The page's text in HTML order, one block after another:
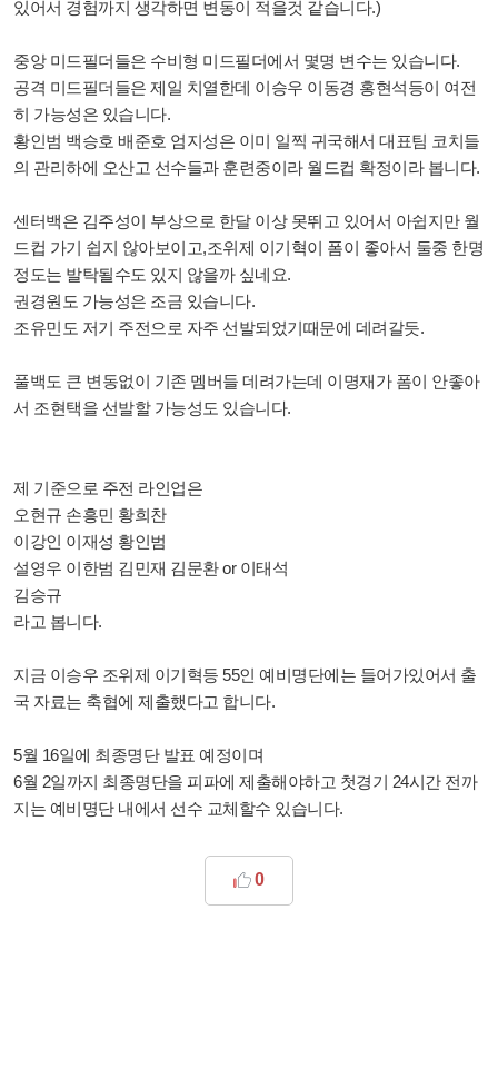
있어서 경험까지 생각하면 변동이 적을것 같습니다.)
중앙 미드필더들은 수비형 미드필더에서 몇명 변수는 있습니다.
공격 미드필더들은 제일 치열한데 이승우 이동경 홍현석등이 여전
히 가능성은 있습니다.
황인범 백승호 배준호 엄지성은 이미 일찍 귀국해서 대표팀 코치들
의 관리하에 오산고 선수들과 훈련중이라 월드컵 확정이라 봅니다.
센터백은 김주성이 부상으로 한달 이상 못뛰고 있어서 아쉽지만 월
드컵 가기 쉽지 않아보이고,조위제 이기혁이 폼이 좋아서 둘중 한명
정도는 발탁될수도 있지 않을까 싶네요.
권경원도 가능성은 조금 있습니다.
조유민도 저기 주전으로 자주 선발되었기때문에 데려갈듯.
풀백도 큰 변동없이 기존 멤버들 데려가는데 이명재가 폼이 안좋아
서 조현택을 선발할 가능성도 있습니다.
제 기준으로 주전 라인업은
오현규 손흥민 황희찬
이강인 이재성 황인범
설영우 이한범 김민재 김문환 or 이태석
김승규
라고 봅니다.
지금 이승우 조위제 이기혁등 55인 예비명단에는 들어가있어서 출
국 자료는 축협에 제출했다고 합니다.
5월 16일에 최종명단 발표 예정이며
6월 2일까지 최종명단을 피파에 제출해야하고 첫경기 24시간 전까
지는 예비명단 내에서 선수 교체할수 있습니다.
0